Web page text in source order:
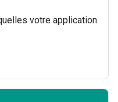
votre application